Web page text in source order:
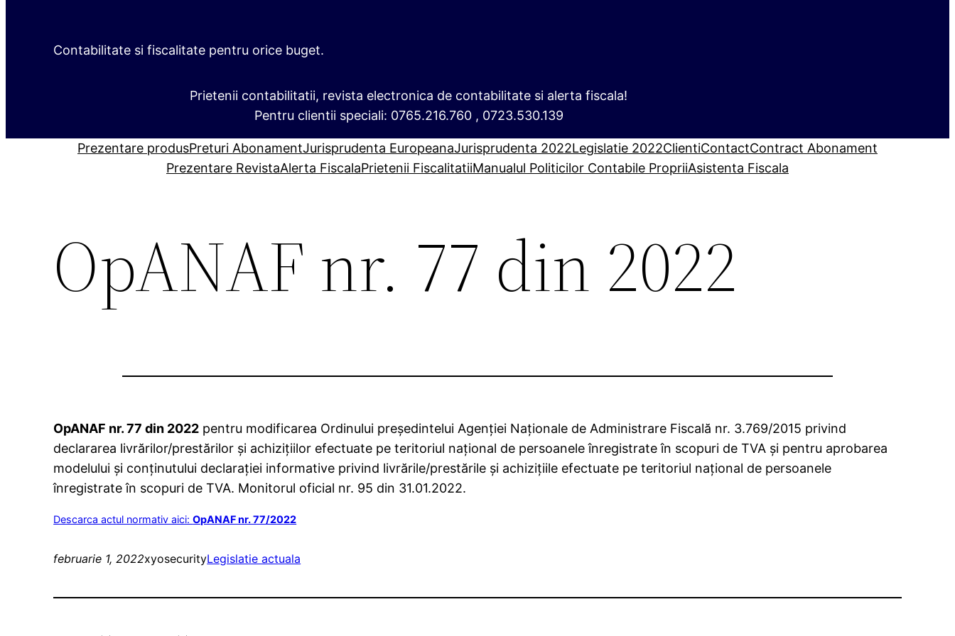
Contabilitate si fiscalitate pentru orice buget.
Prietenii contabilitatii, revista electronica de contabilitate si alerta fiscala!
Pentru clientii speciali: 0765.216.760 , 0723.530.139
Prezentare produsPreturi AbonamentJurisprudenta EuropeanaJurisprudenta 2022Legislatie 2022ClientiContactContract Abonament
Prezentare RevistaAlerta FiscalaPrietenii FiscalitatiiManualul Politicilor Contabile PropriiAsistenta Fiscala
OpANAF nr. 77 din 2022
OpANAF nr. 77 din 2022 pentru modificarea Ordinului preşedintelui Agenţiei Naţionale de Administrare Fiscală nr. 3.769/2015 privind
declararea livrărilor/prestărilor şi achiziţiilor efectuate pe teritoriul naţional de persoanele înregistrate în scopuri de TVA şi pentru aprobarea
modelului şi conţinutului declaraţiei informative privind livrările/prestările şi achiziţiile efectuate pe teritoriul naţional de persoanele
înregistrate în scopuri de TVA. Monitorul oficial nr. 95 din 31.01.2022.
Descarca actul normativ aici:OpANAF nr. 77/2022
februarie 1, 2022xyosecurityLegislatie actuala